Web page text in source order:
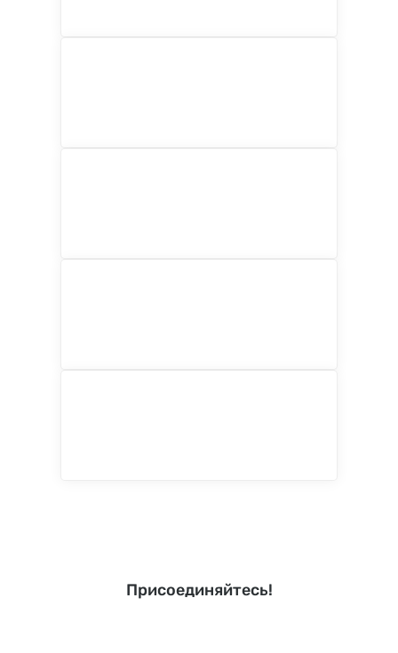
Присоединяйтесь!